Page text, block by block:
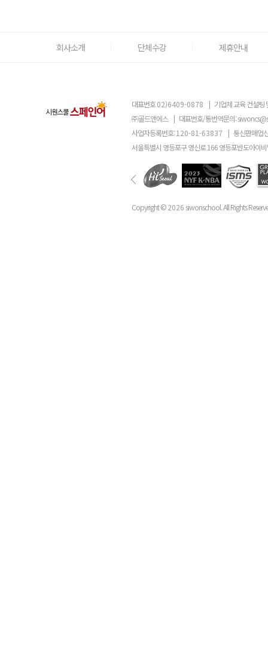
회사소개 단체수강 제휴안내
대표번호02)6409-0878 | 기업체 교육 컨설팅
㈜골드앤에스 | 대표번호/통번역문의:
사업자등록번호:120-81-63837 | 통신판매업
서울특별시 영등포구 영신로 166 영등포반도아이
Copyright ©2026 siwonschool. All Rights